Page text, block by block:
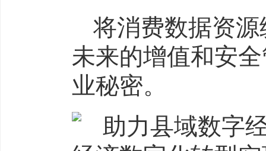
将消费数据资
未来的增值和安
业秘密。